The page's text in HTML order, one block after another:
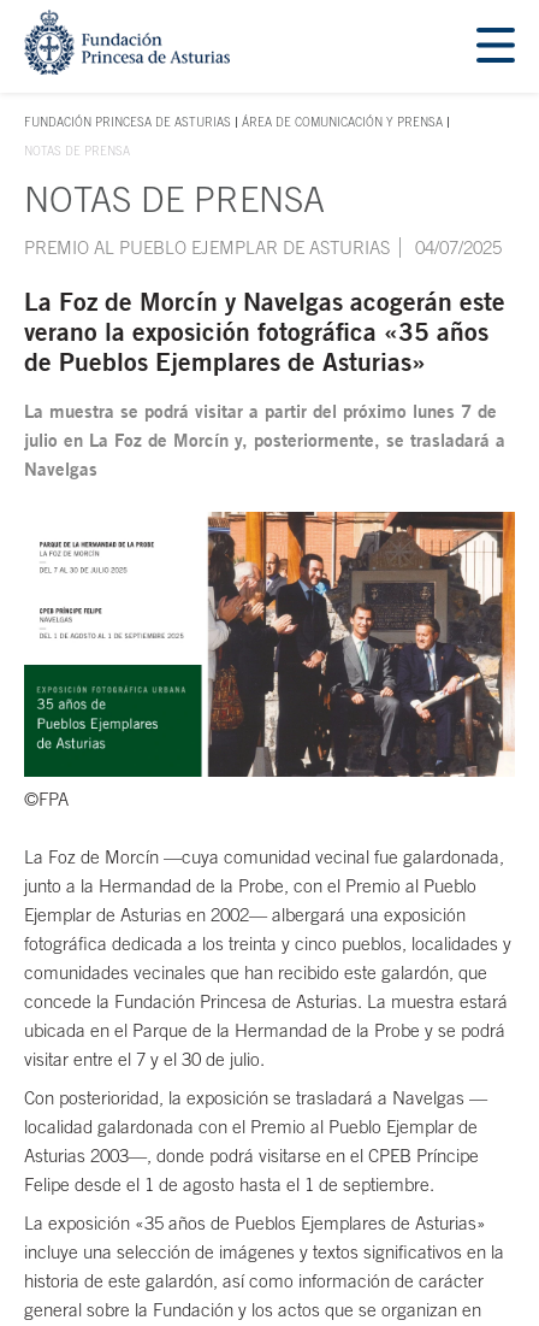
Saltar navegación. Ir directamente al contenido principal
FUNDACIÓN PRINCESA DE ASTURIAS
TECLA DE ACCESO 1
ÁREA DE COMUNICACIÓN Y PRENSA
NOTAS DE PRENSA
Contenido principal
NOTAS DE PRENSA
PREMIO AL PUEBLO EJEMPLAR DE ASTURIAS 04/07/2025
La Foz de Morcín y Navelgas acogerán este
verano la exposición fotográfica «35 años
de Pueblos Ejemplares de Asturias»
La muestra se podrá visitar a partir del próximo lunes 7 de
julio en La Foz de Morcín y, posteriormente, se trasladará a
Navelgas
©FPA
La Foz de Morcín —cuya comunidad vecinal fue galardonada,
junto a la Hermandad de la Probe, con el Premio al Pueblo
Ejemplar de Asturias en 2002— albergará una exposición
fotográfica dedicada a los treinta y cinco pueblos, localidades y
comunidades vecinales que han recibido este galardón, que
concede la Fundación Princesa de Asturias. La muestra estará
ubicada en el Parque de la Hermandad de la Probe y se podrá
visitar entre el 7 y el 30 de julio.
Con posterioridad, la exposición se trasladará a Navelgas —
localidad galardonada con el Premio al Pueblo Ejemplar de
Asturias 2003—, donde podrá visitarse en el CPEB Príncipe
Felipe desde el 1 de agosto hasta el 1 de septiembre.
La exposición «35 años de Pueblos Ejemplares de Asturias»
incluye una selección de imágenes y textos significativos en la
historia de este galardón, así como información de carácter
general sobre la Fundación y los actos que se organizan en